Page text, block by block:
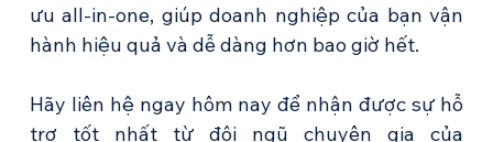
ưu all-in-one, giúp doanh nghiệp của bạn vận
hành hiệu quả và dễ dàng hơn bao giờ hết.
Hãy liên hệ ngay hôm nay để nhận được sự hỗ
trợ tốt nhất từ đội ngũ chuyên gia của